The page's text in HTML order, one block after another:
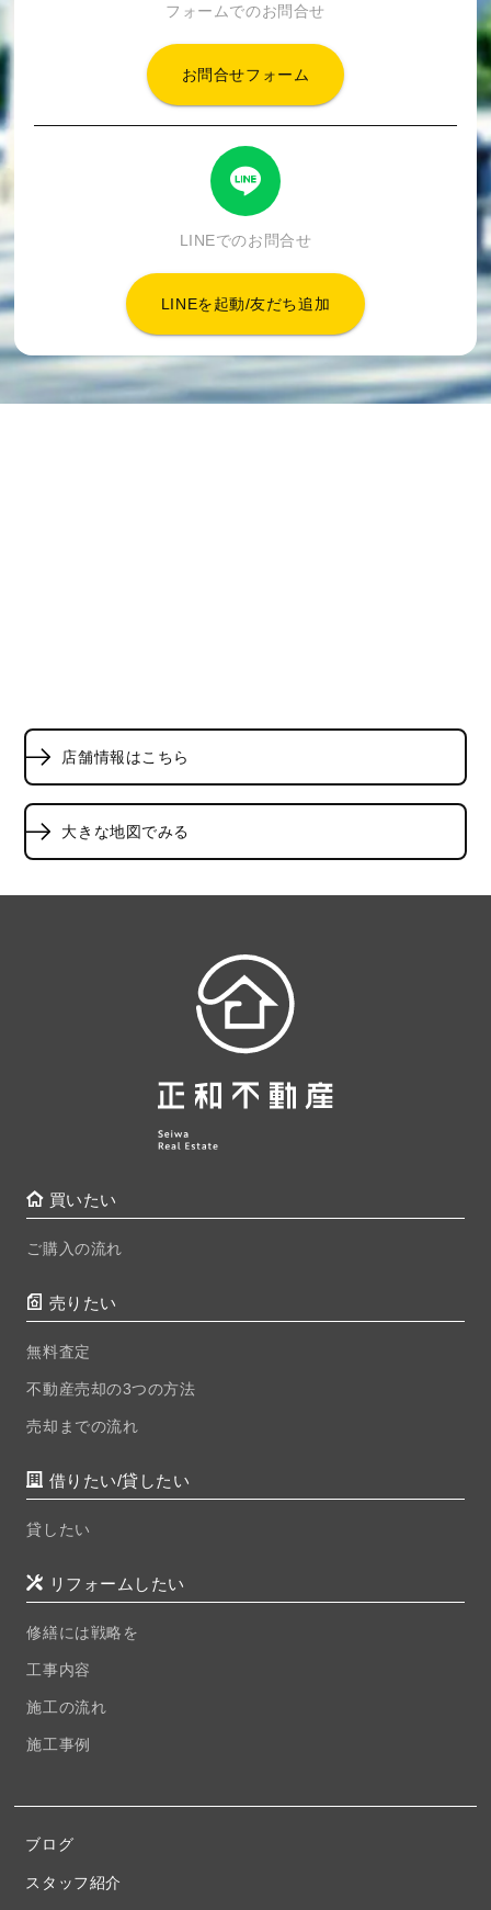
フォームでのお問合せ
お問合せフォーム
LINEでのお問合せ
LINEを起動/友だち追加
店舗情報はこちら
大きな地図でみる
買いたい
ご購入の流れ
売りたい
無料査定
不動産売却の3つの方法
売却までの流れ
借りたい/貸したい
貸したい
リフォームしたい
修繕には戦略を
工事内容
施工の流れ
施工事例
ブログ
スタッフ紹介